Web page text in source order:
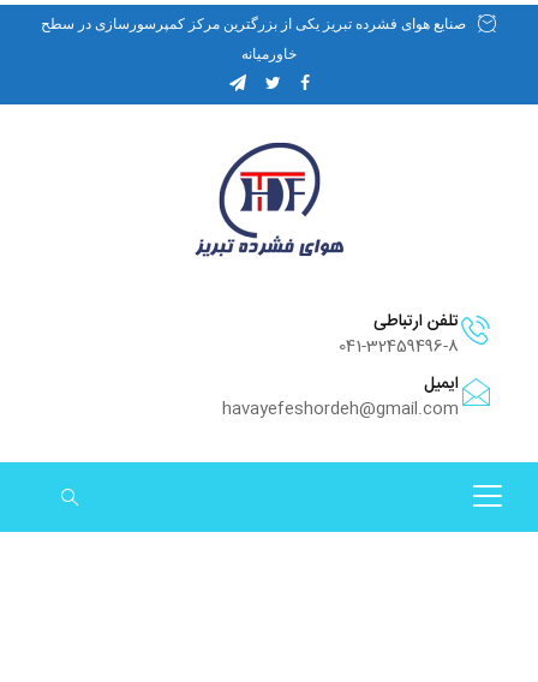
صنایع هوای فشرده تبریز یکی از بزرگترین مرکز کمپرسورسازی در سطح
خاورمیانه
تلفن ارتباطی
041-32459496-8
ایمیل
havayefeshordeh@gmail.com